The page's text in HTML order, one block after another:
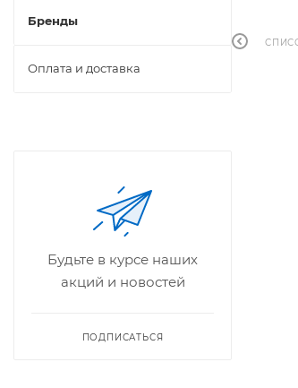
Бренды
Оплата и доставка
Будьте в курсе наших
акций и новостей
ПОДПИСАТЬСЯ